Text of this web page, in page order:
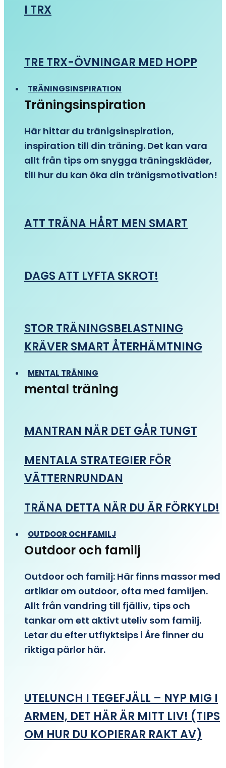
I TRX
TRE TRX-ÖVNINGAR MED HOPP
TRÄNINGSINSPIRATION
Träningsinspiration
Här hittar du tränigsinspiration,
inspiration till din träning. Det kan vara
allt från tips om snygga träningskläder,
till hur du kan öka din tränigsmotivation!
ATT TRÄNA HÅRT MEN SMART
DAGS ATT LYFTA SKROT!
STOR TRÄNINGSBELASTNING
KRÄVER SMART ÅTERHÄMTNING
MENTAL TRÄNING
mental träning
MANTRAN NÄR DET GÅR TUNGT
MENTALA STRATEGIER FÖR
VÄTTERNRUNDAN
TRÄNA DETTA NÄR DU ÄR FÖRKYLD!
OUTDOOR OCH FAMILJ
Outdoor och familj
Outdoor och familj: Här finns massor med
artiklar om outdoor, ofta med familjen.
Allt från vandring till fjälliv, tips och
tankar om ett aktivt uteliv som familj.
Letar du efter utflyktsips i Åre finner du
riktiga pärlor här.
UTELUNCH I TEGEFJÄLL – NYP MIG I
ARMEN, DET HÄR ÄR MITT LIV! (TIPS
OM HUR DU KOPIERAR RAKT AV)